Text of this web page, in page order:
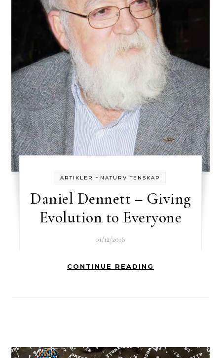
ARTIKLER - NATURVITENSKAP
Daniel Dennett – Giving
Evolution to Everyone
01/12/2016
CONTINUE READING